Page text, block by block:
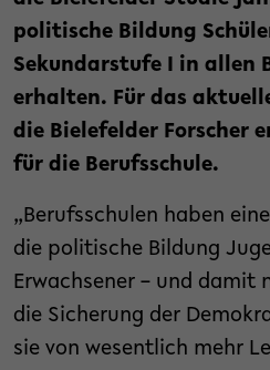
politische Bildung
Sekundarstufe I in allen
erhalten. Für das
die Bielefelder Forscher
für die Berufsschule.
„Berufsschulen haben
die politische Bildung
Erwachsener – und
die Sicherung der
sie von wesentlich mehr